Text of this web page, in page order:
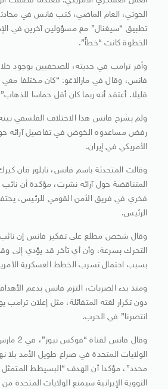
الحوثي، العام الماضي، كتب فانس في
تطبيق “سيغنال” مع مسؤولين آخرين في
الخطوة كانت “خطأً”.
وأقر ترامب في حديثه، للصحفيين بوجود
فانس، وقال في مارالاغو: “كان مختلفا معي
قليلا. أعتقد أنه ربما كان أقل حماسا
ولم يشرح فانس هذا الاختلاف الفلسفي
رفض مساعدوه الخوض في تفاصيل آرائه
الأمريكي في إيران.
وقالت المتحدثة باسم فانس، تايلور فان
المتناقضة حول آرائه نشرت، مؤكدة أن
فخري في فريق الأمن القومي للرئيس،
الرئيس.
وقال شخص مطلع على تفكير فانس إن نائب
التحرك بسرعة، وأن أي تأخر قد يؤدي إلى
بسبب احتمال تسرب الخطط العسكرية
ومنذ بدء الضربات، التزم فانس بدعم
دون تكرار لغته المتفائلة، مثل إعلان ترامب
انتصرنا” في الحرب.
وقال
الولايات المتحدة في صراع طويل الأمد
محدد”، مؤكدا أن الهدف “البسيطط
النووية الإيرانية سيمنع الولايات